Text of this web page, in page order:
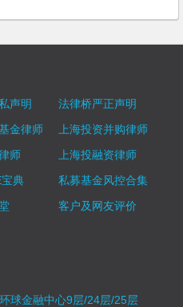
声明
法律桥严正声明
金律师
上海投资并购律师
师
上海投融资律师
典
私募基金风控合集
客户及网友评价
球金融中心9层/24层/25层